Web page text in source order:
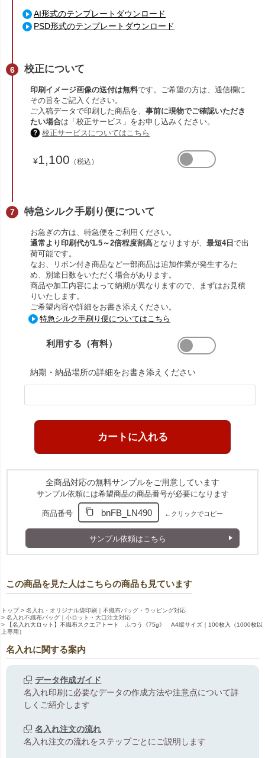
AI形式のテンプレートダウンロード
PSD形式のテンプレートダウンロード
校正について
印刷イメージ画像の送付は無料です。ご希望の方は、通信欄に
その旨をご記入ください。
ご入稿データで印刷した商品を、事前に現物でご確認いただき
たい場合は「校正サービス」をお申し込みください。
校正サービスについてはこちら
¥1,100 （税込）
特急シルク手刷り便について
お急ぎの方は、特急便をご利用ください。
通常より印刷代が1.5～2倍程度割高となりますが、最短4日で出
荷可能です。
なお、リボン付き商品など一部商品は追加作業が発生するた
め、別途日数をいただく場合があります。
商品や加工内容によって納期が異なりますので、まずはお見積
りいたします。
ご希望内容や詳細をお書き添えください。
特急シルク手刷り便についてはこちら
利用する（有料）
納期・納品場所の詳細をお書き添えください
全商品対応の無料サンプルをご用意しています
サンプル依頼には希望商品の商品番号が必要になります
商品番号 bnFB_LN490 ←クリックでコピー
サンプル依頼はこちら
この商品を見た人はこちらの商品も見ています
トップ
名入れ・オリジナル袋印刷｜不織布バッグ・ラッピング対応
名入れ不織布バッグ｜小ロット・大口注文対応
【名入れ大ロット】不織布スクエアトート ふつう《75g》 A4縦サイズ｜100枚入（1000枚以
上専用）
名入れに関する案内
データ作成ガイド
名入れ印刷に必要なデータの作成方法や注意点について詳
しくご紹介します
名入れ注文の流れ
名入れ注文の流れをステップごとにご説明します